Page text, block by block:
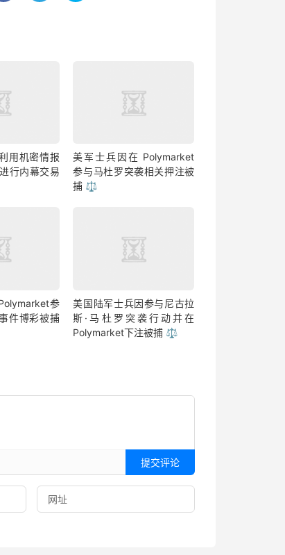
用机密情报
行内幕交易
美军士兵因在 Polymarket
参与马杜罗突袭相关押注被
捕 ⚖️
参
件博彩被捕
美国陆军士兵因参与尼古拉
斯·马杜罗突袭行动并在
Polymarket下注被捕 ⚖️
提交评论